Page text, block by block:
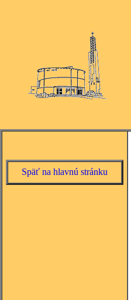
Späť na hlavnú stránku